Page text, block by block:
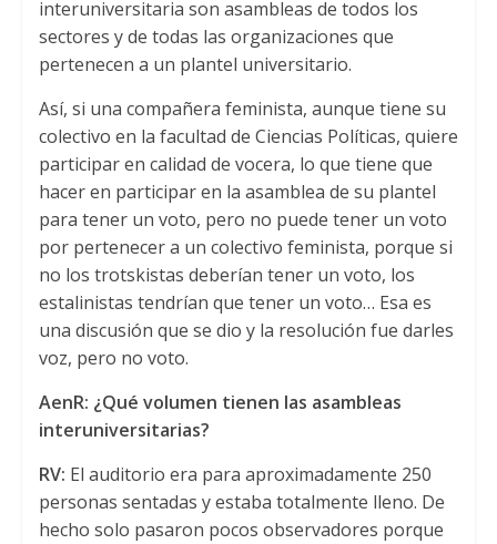
interuniversitaria son asambleas de todos los
sectores y de todas las organizaciones que
pertenecen a un plantel universitario.
Así, si una compañera feminista, aunque tiene su
colectivo en la facultad de Ciencias Políticas, quiere
participar en calidad de vocera, lo que tiene que
hacer en participar en la asamblea de su plantel
para tener un voto, pero no puede tener un voto
por pertenecer a un colectivo feminista, porque si
no los trotskistas deberían tener un voto, los
estalinistas tendrían que tener un voto… Esa es
una discusión que se dio y la resolución fue darles
voz, pero no voto.
AenR: ¿Qué volumen tienen las asambleas
interuniversitarias?
RV: El auditorio era para aproximadamente 250
personas sentadas y estaba totalmente lleno. De
hecho solo pasaron pocos observadores porque